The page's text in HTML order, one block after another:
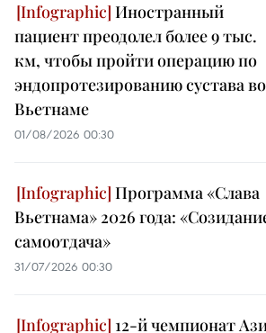
Иностранный
пациент преодолел более 9 тыс.
км, чтобы пройти операцию по
эндопротезированию сустава во
Вьетнаме
01/08/2026 00:30
Программа «Слава
Вьетнама» 2026 года:
самоотдача»
31/07/2026 00:30
12-й чемпионат